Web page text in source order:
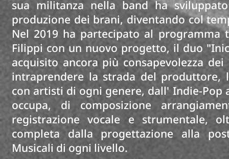
sua militanza nella band ha
produzione dei brani, diventando col
Nel 2019 ha partecipato al programma
Filippi con un nuovo progetto, il duo
acquisito ancora più consapevolezza
intraprendere la strada del produttore,
con artisti di ogni genere, dall' Indie-Pop
occupa, di composizione
registrazione vocale e strumentale,
completa dalla progettazione alla
Musicali di ogni livello.